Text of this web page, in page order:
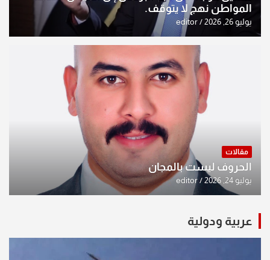
المواطن نهج لا يتوقف.
يوليو 26, 2026 editor
مقالات
الحروف ليست بالمجان
يوليو 24, 2026 editor
عربية ودولية